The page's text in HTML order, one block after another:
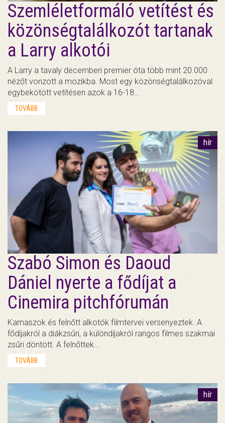
Szemléletformáló vetítést és
közönségtalálkozót tartanak
a Larry alkotói
A Larry a tavaly decemberi premier óta több mint 20.000
nézőt vonzott a mozikba. Most egy közönségtalálkozóval
egybekötött vetítésen azok a 16-18…
TOVÁBB
hír
Szabó Simon és Daoud
Dániel nyerte a fődíjat a
Cinemira pitchfórumán
Kamaszok és felnőtt alkotók filmtervei versenyeztek. A
fődíjakról a diákzsűri, a különdíjakról rangos filmes szakmai
zsűri döntött. A felnőttek…
TOVÁBB
hír